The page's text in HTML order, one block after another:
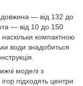
довжина — від 132 до
— від 10 до 150
компактною
води знадобиться
моделі з
підходять центри